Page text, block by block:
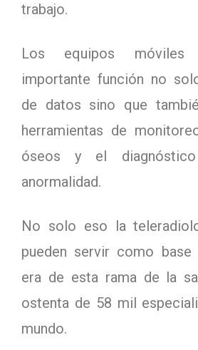
trabajo.
Los equipos móviles
importante función no
de datos sino que
herramientas de
óseos y el
anormalidad.
No solo eso la
pueden servir como base
era de esta rama de la
ostenta de 58 mil
mundo.